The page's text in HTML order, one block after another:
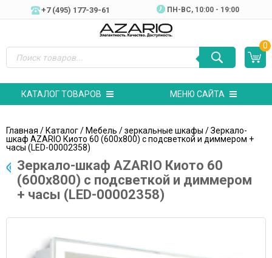
+7 (495) 177-39-61 ПН-ВC, 10:00 - 19:00
0
КАТАЛОГ ТОВАРОВ МЕНЮ САЙТА
Главная /Каталог/Мебель /зеркальные шкафы / Зеркало-
шкаф AZARIO Киото 60 (600х800) c подсветкой и диммером +
часы (LED-00002358)
Зеркало-шкаф AZARIO Киото 60
(600х800) c подсветкой и диммером
+ часы (LED-00002358)